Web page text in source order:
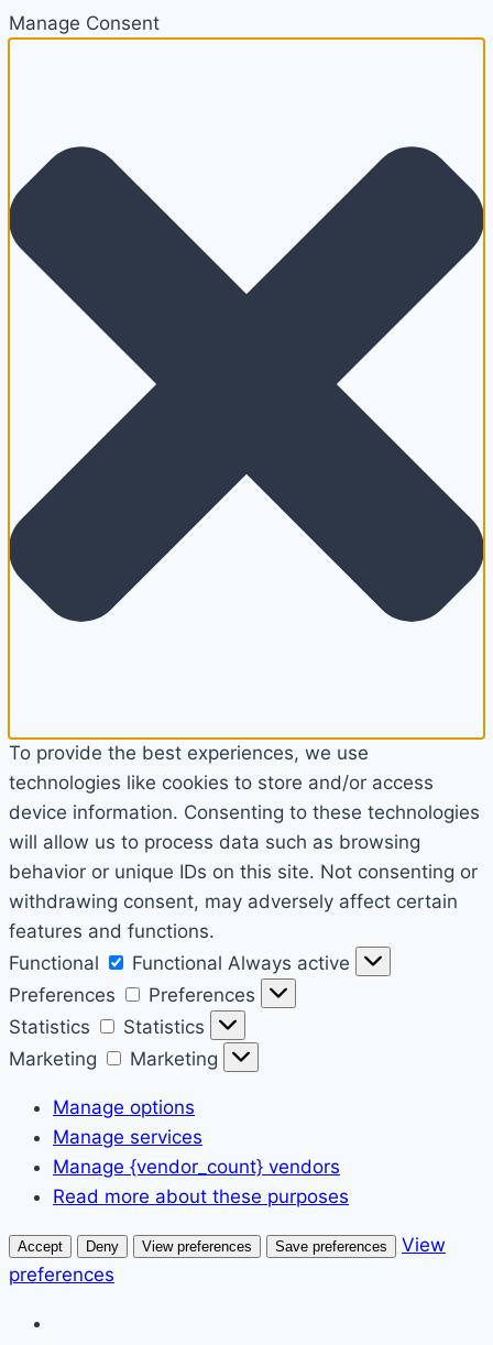
Manage Consent
To provide the best experiences, we use
technologies like cookies to store and/or access
device information. Consenting to these technologies
will allow us to process data such as browsing
behavior or unique IDs on this site. Not consenting or
withdrawing consent, may adversely affect certain
features and functions.
Functional
Functional Always active
Preferences
Preferences
Statistics
Statistics
Marketing
Marketing
Manage options
Manage services
Manage {vendor_count} vendors
Read more about these purposes
Accept Deny View preferences Save preferences
View
preferences